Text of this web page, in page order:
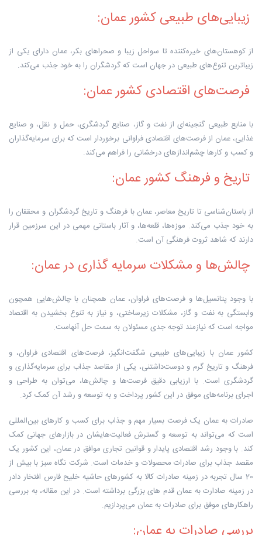
زیبایی‌های طبیعی کشور عمان:
از کوهستان‌های خیره‌کننده تا سواحل زیبا و صحراهای بکر، عمان دارای یکی از
زیباترین تنوع‌های طبیعی در جهان است که گردشگران را به خود جذب می‌کند.
فرصت‌های اقتصادی کشور عمان:
با منابع طبیعی گنجینه‌ای از نفت و گاز، صنایع گردشگری، حمل و نقل، و صنایع
غذایی، عمان از فرصت‌های اقتصادی فراوانی برخوردار است که برای سرمایه‌گذاران
و کسب و کارها چشم‌اندازهای درخشانی را فراهم می‌کند.
تاریخ و فرهنگ کشور عمان:
از باستان‌شناسی تا تاریخ معاصر، عمان با فرهنگ و تاریخ گردشگران و محققان را
به خود جذب می‌کند. موزه‌ها، قلعه‌ها، و آثار باستانی مهمی در این سرزمین قرار
دارند که شاهد ثروت فرهنگی آن است.
چالش‌ها و مشکلات سرمایه گذاری در عمان:
با وجود پتانسیل‌ها و فرصت‌های فراوان، عمان همچنان با چالش‌هایی همچون
وابستگی به نفت و گاز، مشکلات زیرساختی، و نیاز به تنوع بخشیدن به اقتصاد
مواجه است که نیازمند توجه جدی مسئولان به سمت حل آنهاست.
کشور عمان با زیبایی‌های طبیعی شگفت‌انگیز، فرصت‌های اقتصادی فراوان، و
فرهنگ و تاریخ گرم و دوست‌داشتنی، یکی از مقاصد جذاب برای سرمایه‌گذاری و
گردشگری است. با ارزیابی دقیق فرصت‌ها و چالش‌ها، می‌توان به طراحی و
اجرای برنامه‌های موفق در این کشور پرداخت و به توسعه و رشد آن کمک کرد.
صادرات به عمان یک فرصت بسیار مهم و جذاب برای کسب و کارهای بین‌المللی
است که می‌تواند به توسعه و گسترش فعالیت‌هایشان در بازارهای جهانی کمک
کند. با وجود رشد اقتصادی پایدار و قوانین تجاری موافق در عمان، این کشور یک
مقصد جذاب برای صادرات محصولات و خدمات است. شرکت نگاه سبز با بیش از
20 سال تجربه در زمینه صادرات کالا به کشورهای حاشیه خلیح فارس افتخار دادر
در زمینه صادارت به عمان قدم های بزرگی برداشته است. در این مقاله، به بررسی
راهکارهای موفق برای صادرات به عمان می‌پردازیم.